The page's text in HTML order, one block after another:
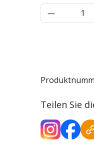
Produkt
Teilen Sie